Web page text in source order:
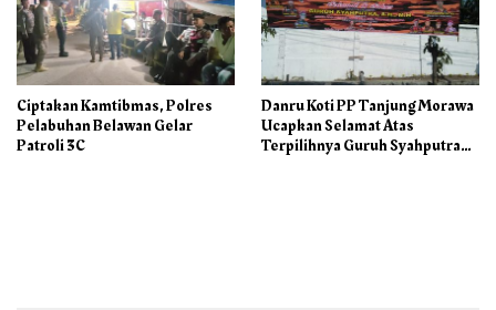
Ciptakan Kamtibmas, Polres
Pelabuhan Belawan Gelar
Patroli 3C
Danru Koti PP Tanjung Morawa
Ucapkan Selamat Atas
Terpilihnya Guruh Syahputra